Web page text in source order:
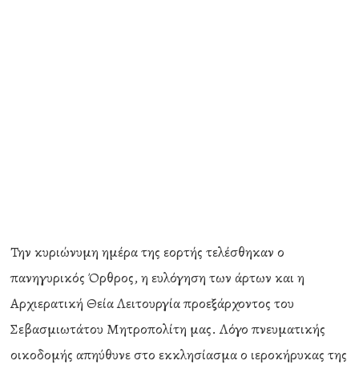
Την κυριώνυμη ημέρα της εορτής τελέσθηκαν ο
πανηγυρικός Όρθρος, η ευλόγηση των άρτων και η
Αρχιερατική Θεία Λειτουργία προεξάρχοντος του
Σεβασμιωτάτου Μητροπολίτη μας. Λόγο πνευματικής
οικοδομής απηύθυνε στο εκκλησίασμα ο ιεροκήρυκας της